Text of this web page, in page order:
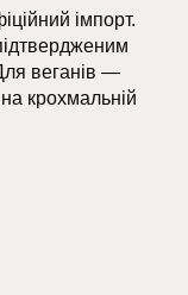
імпорт.
веганів —
крохмальній